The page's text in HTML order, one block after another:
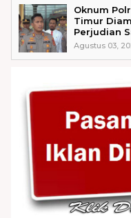
Oknum
Timur
Perjudian
Agustus 03,